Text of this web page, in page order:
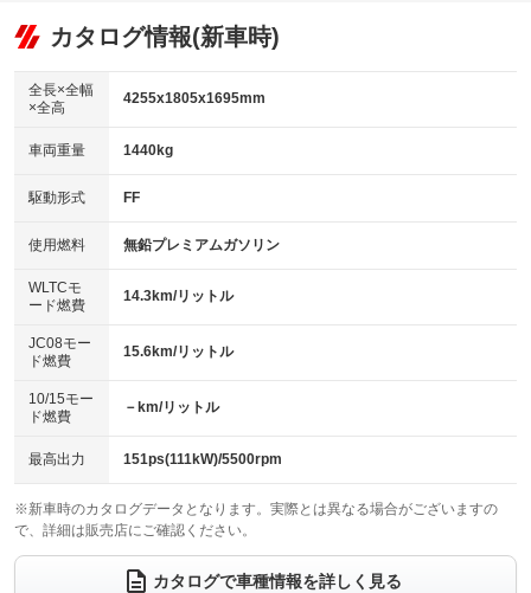
リフトアップ
：装備なし
：装備なし
パワーウィンドウ
アイドリングストップ
：装備あり
USB入力端子
：装備あり
100V電源
：装備なし
センターデフロック
：装備なし
電動格納ミラー
：装備なし
ビジュアル
：装備なし
：装備あり
革シート
キーレス
HID(キセノンライト)
：装備なし
バックカメラ
：装備あり
エアロ
：装備なし
：装備なし
パワーシート
ベンチシート
：装備なし
チップアップシート
：装備なし
：装備なし ：装備あり
ウォークスルー
：装備なし
電動リアゲート フロントカメラ
：装備なし
カタログ情報(新車時)
全長×全幅
×全高
4255x1805x1695mm
車両重量 1440kg
駆動形式 FF
使用燃料 無鉛プレミアムガソリン
WLTCモ
ード燃費
14.3km/リットル
JC08モー
ド燃費
15.6km/リットル
10/15モー
ド燃費
－km/リットル
最高出力 151ps(111kW)/5500rpm
※新車時のカタログデータとなります。実際とは異なる場合がございますの
で、詳細は販売店にご確認ください。
カタログで車種情報を詳しく見る